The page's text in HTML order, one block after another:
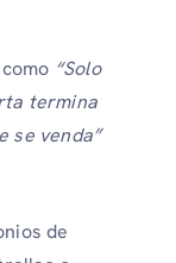
“Solo
termina
se venda”
de